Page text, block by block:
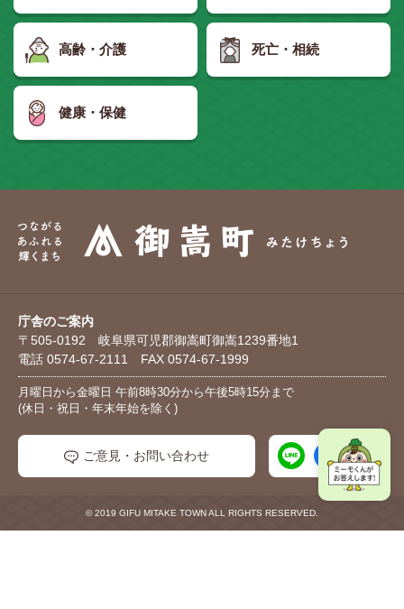
高齢・介護 死亡・相続
健康・保健
庁舎のご案内
〒505-0192 岐阜県可児郡御嵩町御嵩1239番地1
電話 0574-67-2111 FAX 0574-67-1999
月曜日から金曜日 午前8時30分から午後5時15分まで
(休日・祝日・年末年始を除く)
ご意見・お問い合わせ
© 2019 GIFU MITAKE TOWN ALL RIGHTS RESERVED.